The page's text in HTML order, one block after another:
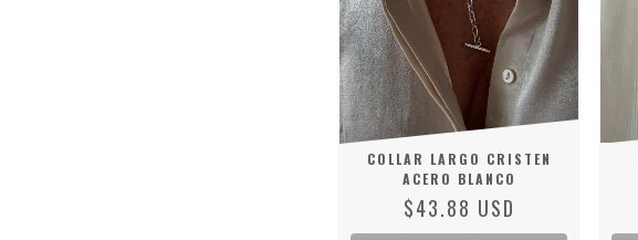
COLLAR LARGO CRISTEN
ACERO BLANCO
$43.88 USD